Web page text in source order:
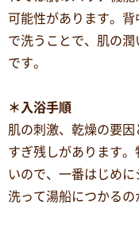
可能性があります。
で洗うことで、肌の
です。
＊入浴手順
肌の刺激、乾燥の要
すぎ残しがあります
いので、一番はじめ
洗って湯船につかるの